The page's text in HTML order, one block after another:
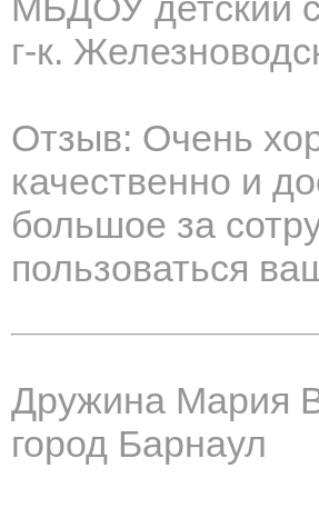
г-к.
Отзыв: Очень
качественно и
большое за
пользоваться
Дружина Мария
город Барнаул